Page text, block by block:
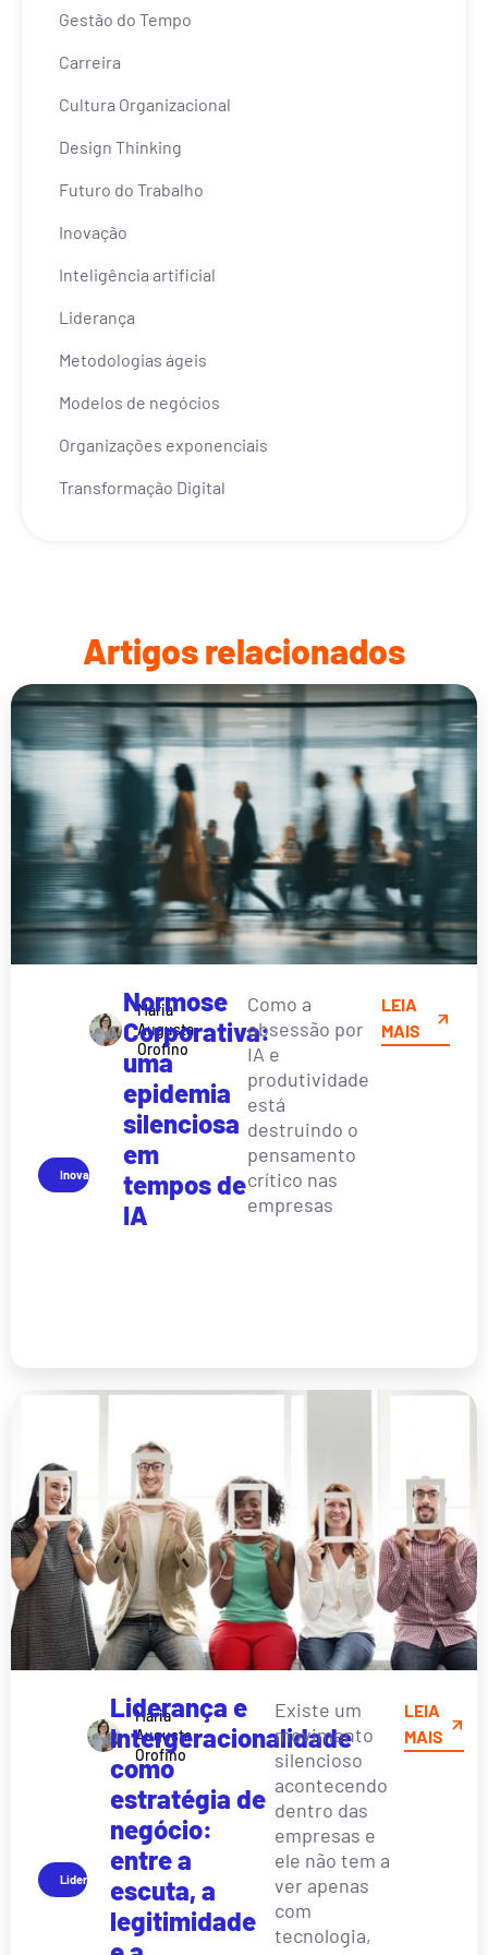
Gestão do Tempo
Carreira
Cultura Organizacional
Design Thinking
Futuro do Trabalho
Inovação
Inteligência artificial
Liderança
Metodologias ágeis
Modelos de negócios
Organizações exponenciais
Transformação Digital
Artigos relacionados
Inovação
Maria
Augusta
Orofino
Normose
Corporativa:
uma
epidemia
silenciosa
em
tempos de
IA
Como a
obsessão por
IA e
produtividade
está
destruindo o
pensamento
crítico nas
empresas
LEIA
MAIS
Liderança
Maria
Augusta
Orofino
Liderança e
Intergeracionalidade
como
estratégia de
negócio:
entre a
escuta, a
legitimidade
Existe um
movimento
silencioso
acontecendo
dentro das
empresas e
ele não tem a
ver apenas
com
tecnologia,
LEIA
MAIS